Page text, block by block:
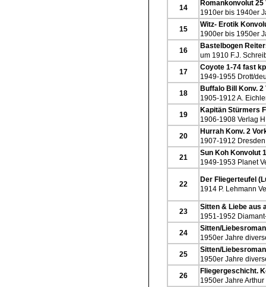
14
Romankonvolut
1910er bis 1940er
15
Witz- Erotik
1900er bis 1950er
16
Bastelbogen
um 1910 F.J.
17
Coyote 1-74 fast
1949-1955 Drott/
18
Buffalo Bill Konv.
1905-1912 A.
19
Kapitän Stürmers
1906-1908 Verlag
20
Hurrah Konv. 2
1907-1912
21
Sun Koh Konvolut
1949-1953 Planet
22
Der Fliegerteufel
1914 P. Lehmann
23
Sitten & Liebe aus
1951-1952
24
Sitten/
1950er Jahre
25
Sitten/
1950er Jahre
26
Fliegergeschicht.
1950er Jahre